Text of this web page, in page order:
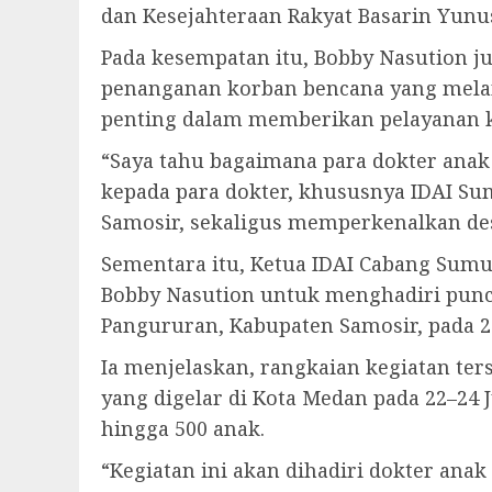
dan Kesejahteraan Rakyat Basarin
Pada kesempatan itu, Bobby Nasution
penanganan korban bencana yang
penting dalam memberikan pelayanan
“Saya tahu bagaimana para dokter
kepada para dokter, khususnya IDAI
Samosir, sekaligus memperkenalkan
Sementara itu, Ketua IDAI Cabang
Bobby Nasution untuk menghadiri
Pangururan, Kabupaten Samosir, pada
Ia menjelaskan, rangkaian kegiatan
yang digelar di Kota Medan pada
hingga 500 anak.
“Kegiatan ini akan dihadiri dokter